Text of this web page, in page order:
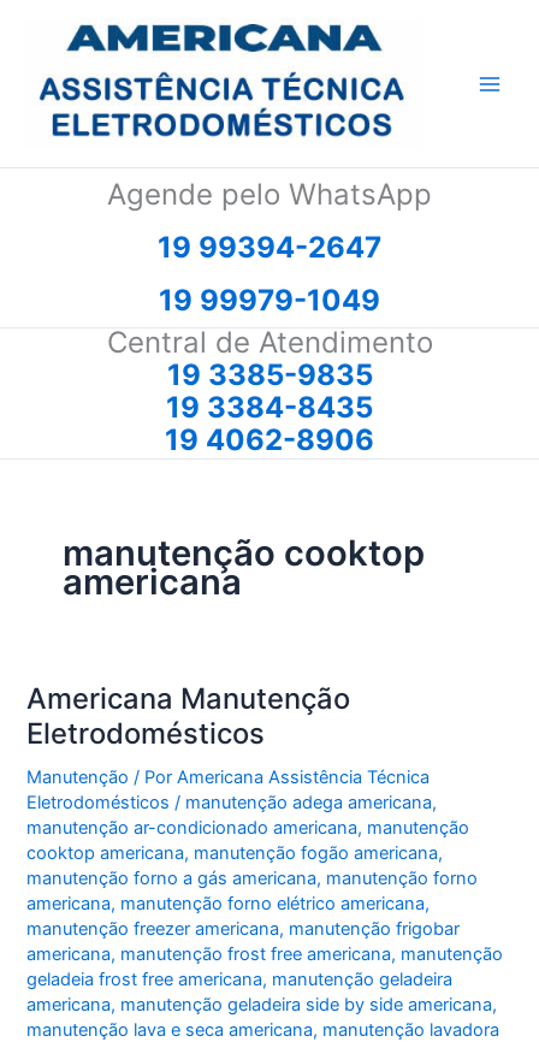
conteúdo
Agende pelo WhatsApp
19 99394-2647
19 99979-1049
Central de Atendimento
19 3385-9835
19 3384-8435
19 4062-8906
manutenção cooktop
americana
Americana Manutenção
Eletrodomésticos
Manutenção / PorAmericana Assistência Técnica
Eletrodomésticos / manutenção adega americana,
manutenção ar-condicionado americana, manutenção
cooktop americana, manutenção fogão americana,
manutenção forno a gás americana, manutenção forno
americana, manutenção forno elétrico americana,
manutenção freezer americana, manutenção frigobar
americana, manutenção frost free americana, manutenção
geladeia frost free americana, manutenção geladeira
americana, manutenção geladeira side by side americana,
manutenção lava e seca americana, manutenção lavadora